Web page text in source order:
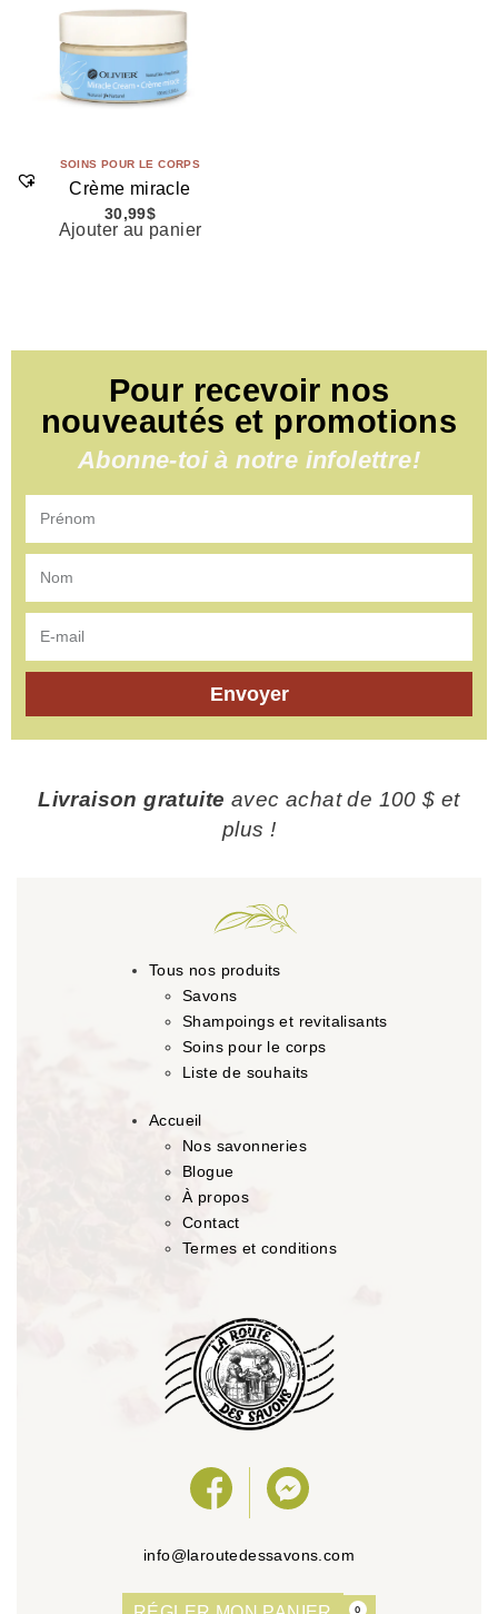
SOINS POUR LE CORPS
Crème miracle
30,99$
Ajouter au panier
Pour recevoir nos
nouveautés et promotions
Abonne-toi à notre infolettre!
Envoyer
Livraison gratuite avec achat de 100 $ et
plus !
Tous nos produits
Savons
Shampoings et revitalisants
Soins pour le corps
Liste de souhaits
Accueil
Nos savonneries
Blogue
À propos
Contact
Termes et conditions
info@laroutedessavons.com
0